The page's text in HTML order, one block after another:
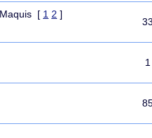
Maquis [ 1 2 ]
33
1